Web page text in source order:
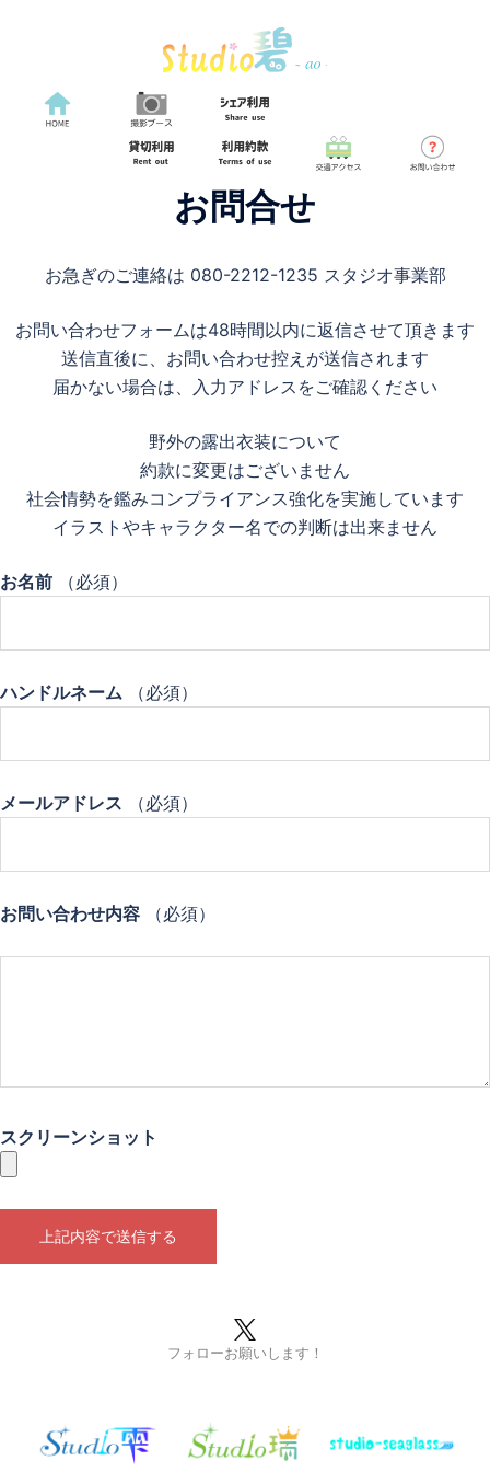
お問合せ
お急ぎのご連絡は 080-2212-1235 スタジオ事業部
お問い合わせフォームは48時間以内に返信させて頂きます
送信直後に、お問い合わせ控えが送信されます
届かない場合は、入力アドレスをご確認ください
野外の露出衣装について
約款に変更はございません
社会情勢を鑑みコンプライアンス強化を実施しています
イラストやキャラクター名での判断は出来ません
お名前 （必須）
ハンドルネーム （必須）
メールアドレス （必須）
お問い合わせ内容 （必須）
スクリーンショット
フォローお願いします！